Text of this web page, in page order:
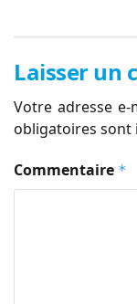
Laisser un
Votre adresse e-
obligatoires sont
Commentaire *